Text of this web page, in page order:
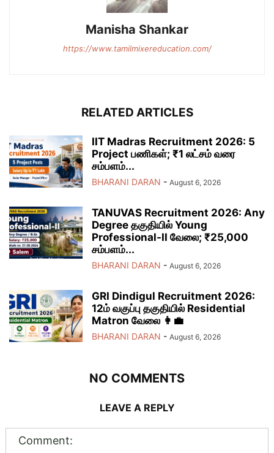
Manisha Shankar
https://www.tamilmixereducation.com/
RELATED ARTICLES
IIT Madras Recruitment 2026: 5
Project பணிகள்; ₹1 லட்சம் வரை
சம்பளம்...
BHARANI DARAN - August 6, 2026
TANUVAS Recruitment 2026: Any
Degree தகுதியில் Young
Professional-II வேலை; ₹25,000
சம்பளம்...
BHARANI DARAN - August 6, 2026
GRI Dindigul Recruitment 2026:
12ம் வகுப்பு தகுதியில் Residential
Matron வேலை 👩‍💼
BHARANI DARAN - August 6, 2026
NO COMMENTS
LEAVE A REPLY